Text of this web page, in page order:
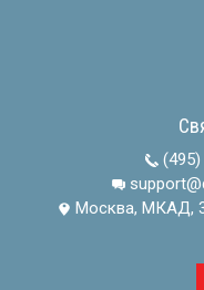
(495)
Москва, МКАД,